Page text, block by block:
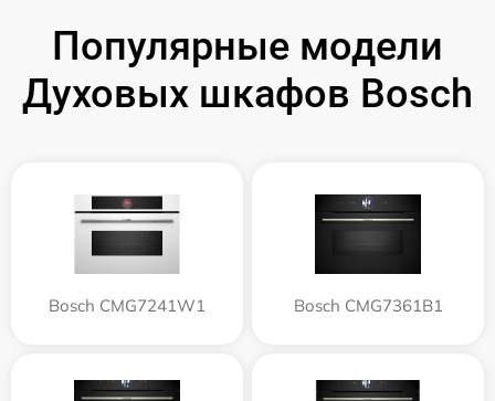
Популярные модели
Духовых шкафов Bosch
Bosch CMG7241W1 Bosch CMG7361B1